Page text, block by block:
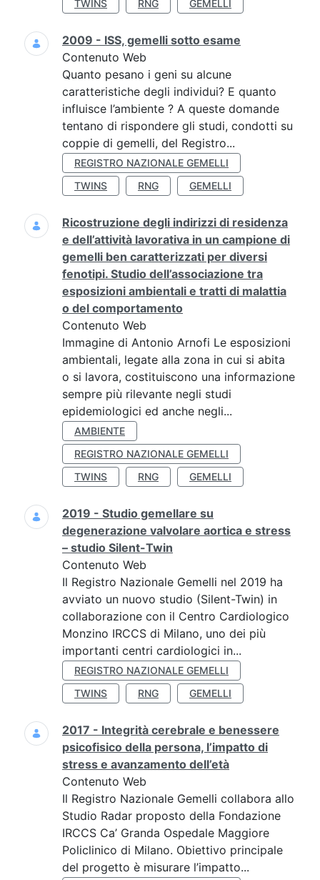
TWINS RNG GEMELLI
2009 - ISS, gemelli sotto esame
Contenuto Web
Quanto pesano i geni su alcune
caratteristiche degli individui? E quanto
influisce l’ambiente ? A queste domande
tentano di rispondere gli studi, condotti su
coppie di gemelli, del Registro...
REGISTRO NAZIONALE GEMELLI
TWINS
RNG GEMELLI
Ricostruzione degli indirizzi di residenza
e dell’attività lavorativa in un campione di
gemelli ben caratterizzati per diversi
fenotipi. Studio dell’associazione tra
esposizioni ambientali e tratti di malattia
o del comportamento
Contenuto Web
Immagine di Antonio Arnofi Le esposizioni
ambientali, legate alla zona in cui si abita
o si lavora, costituiscono una informazione
sempre più rilevante negli studi
epidemiologici ed anche negli...
AMBIENTE
REGISTRO NAZIONALE GEMELLI
TWINS
RNG GEMELLI
2019 - Studio gemellare su
degenerazione valvolare aortica e stress
– studio Silent-Twin
Contenuto Web
Il Registro Nazionale Gemelli nel 2019 ha
avviato un nuovo studio (Silent-Twin) in
collaborazione con il Centro Cardiologico
Monzino IRCCS di Milano, uno dei più
importanti centri cardiologici in...
REGISTRO NAZIONALE GEMELLI
TWINS
RNG GEMELLI
2017 - Integrità cerebrale e benessere
psicofisico della persona, l’impatto di
stress e avanzamento dell’età
Contenuto Web
Il Registro Nazionale Gemelli collabora allo
Studio Radar proposto della Fondazione
IRCCS Ca’ Granda Ospedale Maggiore
Policlinico di Milano. Obiettivo principale
del progetto è misurare l’impatto...